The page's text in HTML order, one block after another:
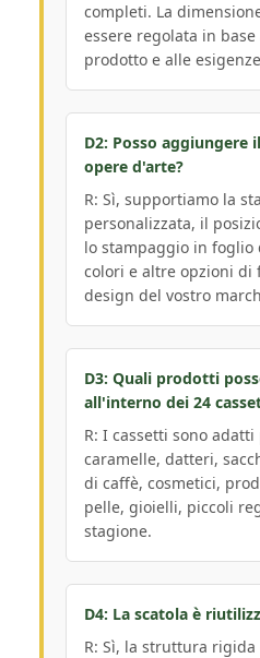
completi. La
essere regolata in
prodotto e alle
D2: Posso aggiungere
opere d'arte?
R: Sì, supportiamo la
personalizzata, il
lo stampaggio in foglio
colori e altre opzioni di
design del vostro
D3: Quali prodotti
all'interno dei 24
R: I cassetti sono
caramelle, datteri,
di caffè, cosmetici,
pelle, gioielli, piccoli
stagione.
D4: La scatola è
R: Sì, la struttura